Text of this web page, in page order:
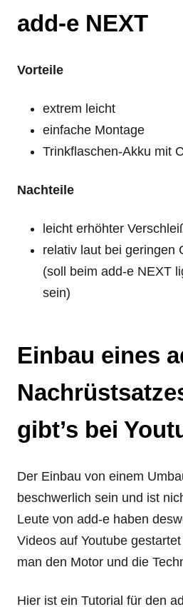
add-e NEXT
Vorteile
extrem leicht
einfache Montage
Trinkflaschen-Akku mit
Nachteile
leicht erhöhter
relativ laut bei geringen
(soll beim add-e NEXT
sein)
Einbau eines
gibt’s bei
Der Einbau von einem
beschwerlich sein und ist
Leute von add-e haben
Videos auf Youtube
man den Motor und die
Hier ist ein Tutorial für den